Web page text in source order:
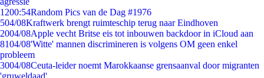
1200:54Random Pics van de Dag #1976
504/08Kraftwerk brengt ruimteschip terug naar Eindhoven
2004/08Apple vecht Britse eis tot inbouwen backdoor in iCloud aan
8104/08'Witte' mannen discrimineren is volgens OM geen enkel
probleem
3004/08Ceuta-leider noemt Marokkaanse grensaanval door migranten
'gruweldaad'